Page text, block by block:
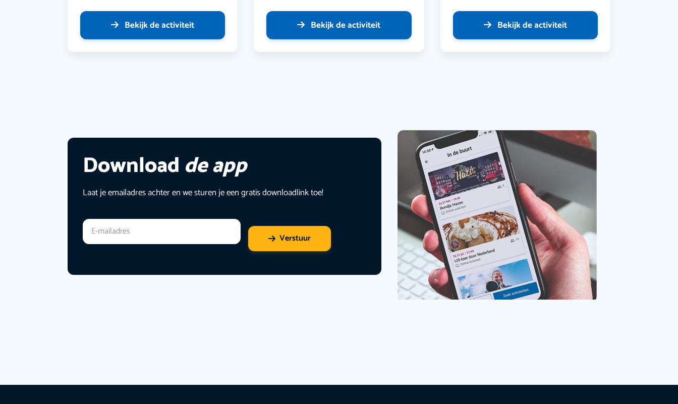
Bekijk de activiteit Bekijk de activiteit Bekijk de activiteit
Download de app
Laat je emailadres achter en we sturen je een gratis downloadlink toe!
Verstuur